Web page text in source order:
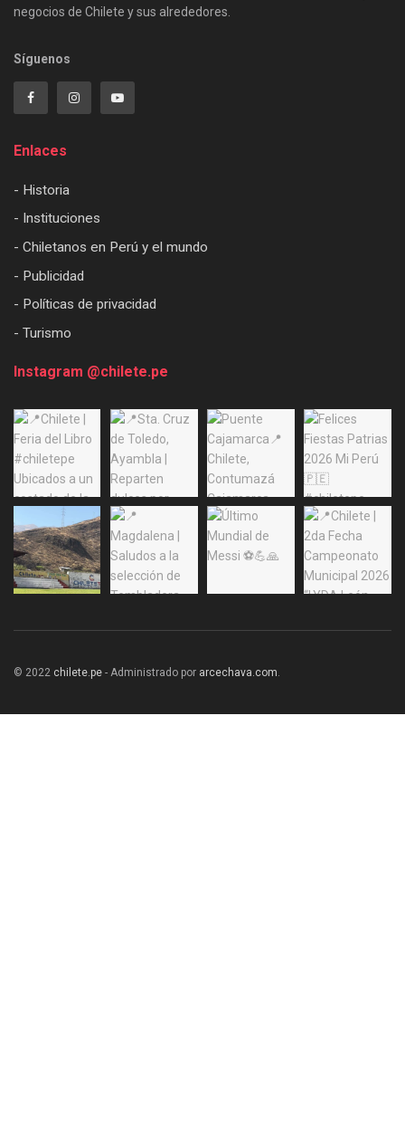
negocios de Chilete y sus alrededores.
Síguenos
Enlaces
- Historia
- Instituciones
- Chiletanos en Perú y el mundo
- Publicidad
- Políticas de privacidad
- Turismo
Instagram @chilete.pe
© 2022 chilete.pe - Administrado por arcechava.com.